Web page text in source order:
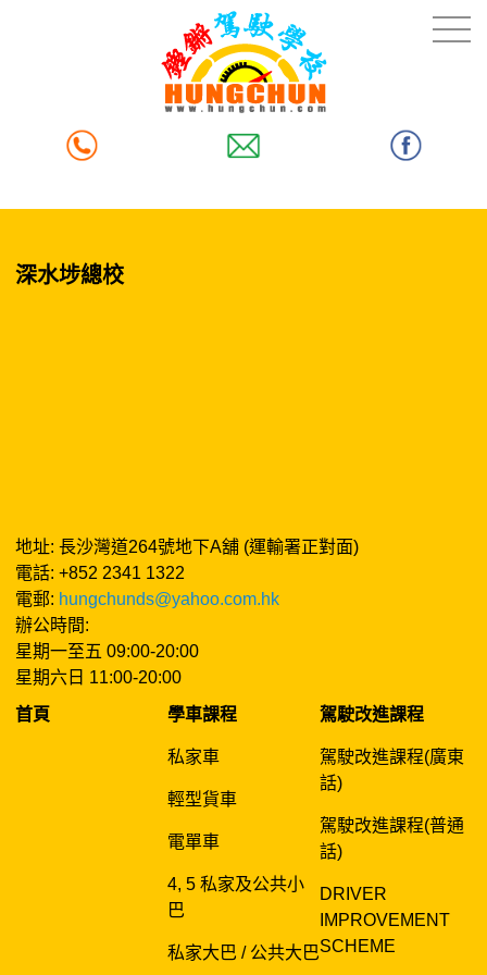
深水埗總校
地址: 長沙灣道264號地下A舖 (運輸署正對面)
電話: +852 2341 1322
電郵: hungchunds@yahoo.com.hk
辦公時間:
星期一至五 09:00-20:00
星期六日 11:00-20:00
首頁
學車課程
私家車
輕型貨車
電單車
4, 5 私家及公共小
巴
私家大巴 / 公共大巴
駕駛改進課程
駕駛改進課程(廣東
話)
駕駛改進課程(普通
話)
DRIVER
IMPROVEMENT
SCHEME